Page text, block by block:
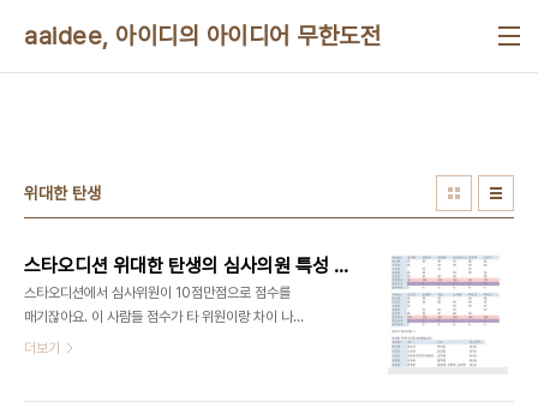
aaidee, 아이디의 아이디어 무한도전
위대한 탄생
스타오디션 위대한 탄생의 심사의원 특성 수치화
스타오디션에서 심사위원이 10점만점으로 점수를
매기잖아요. 이 사람들 점수가 타 위원이랑 차이 나는
거를 알고 싶습니다. 이 때 표준편차와 비교하면 될
더보기